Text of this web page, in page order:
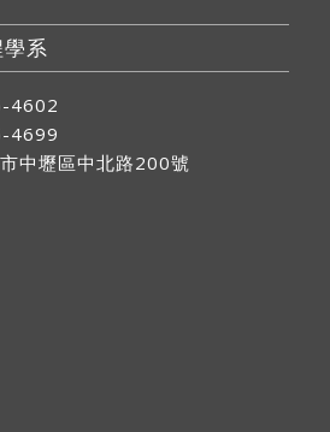
系
4602
4699
中壢區中北路200號